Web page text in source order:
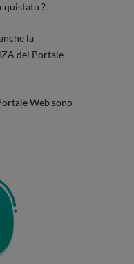
?
la
del Portale
Web sono